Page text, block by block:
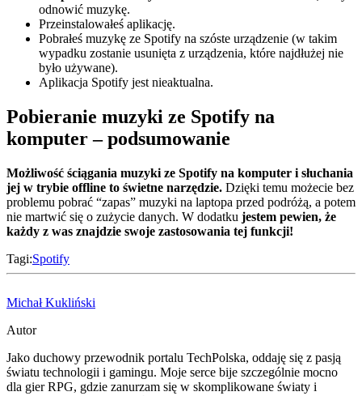
odnowić muzykę.
Przeinstalowałeś aplikację.
Pobrałeś muzykę ze Spotify na szóste urządzenie (w takim
wypadku zostanie usunięta z urządzenia, które najdłużej nie
było używane).
Aplikacja Spotify jest nieaktualna.
Pobieranie muzyki ze Spotify na
komputer – podsumowanie
Możliwość ściągania muzyki ze Spotify na komputer i słuchania
jej w trybie offline to świetne narzędzie. Dzięki temu możecie bez
problemu pobrać “zapas” muzyki na laptopa przed podróżą, a potem
nie martwić się o zużycie danych. W dodatku jestem pewien, że
każdy z was znajdzie swoje zastosowania tej funkcji!
Tagi:Spotify
Michał Kukliński
Autor
Jako duchowy przewodnik portalu TechPolska, oddaję się z pasją
światu technologii i gamingu. Moje serce bije szczególnie mocno
dla gier RPG, gdzie zanurzam się w skomplikowane światy i